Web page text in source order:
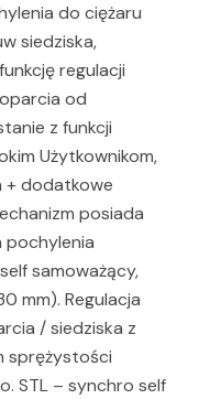
do ciężaru
siedziska,
regulacji
od
z funkcji
Użytkownikom,
+ dodatkowe
posiada
pochylenia
samoważący,
mm). Regulacja
/ siedziska z
sprężystości
STL – synchro self